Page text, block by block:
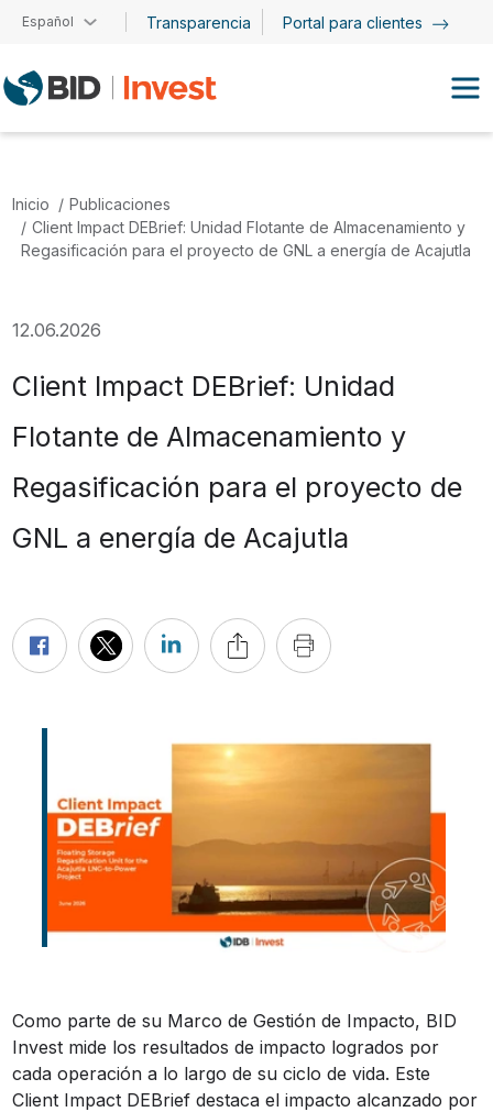
Pasar al contenido principal
Español Transparencia Portal para clientes
Inicio
Publicaciones
Client Impact DEBrief: Unidad Flotante de Almacenamiento y
Regasificación para el proyecto de GNL a energía de Acajutla
12.06.2026
Client Impact DEBrief: Unidad
Flotante de Almacenamiento y
Regasificación para el proyecto de
GNL a energía de Acajutla
Como parte de su Marco de Gestión de Impacto, BID
Invest mide los resultados de impacto logrados por
cada operación a lo largo de su ciclo de vida. Este
Client Impact DEBrief destaca el impacto alcanzado por